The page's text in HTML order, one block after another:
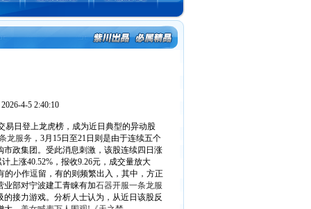
4-5 2:40:10
日登上龙虎榜，成为近日典型的异动股
龙服务 ，3月15日至21日则是由于连续五个
市政集团。受此消息刺激，该股连续四日涨
上涨40.52%，报收9.26元，成交量放大
的小作逗留，有的则频繁出入，其中，方正
业部对宁波建工青睐有加石器开服一条龙服
接力游戏。分析人士认为，从近日该股反